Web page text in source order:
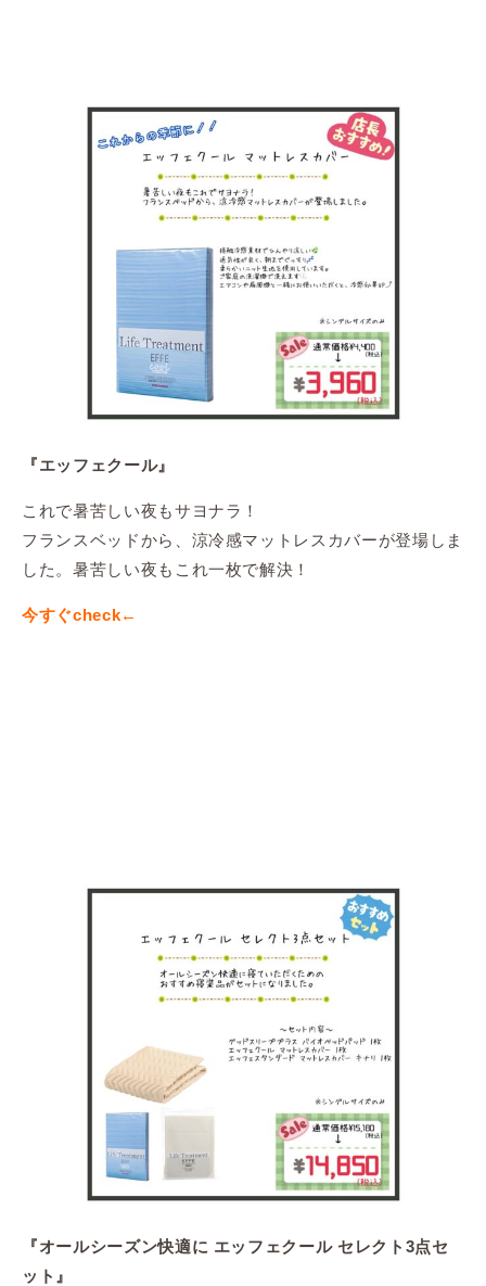
『エッフェクール』
これで暑苦しい夜もサヨナラ！
フランスベッドから、涼冷感マットレスカバーが登場しま
した。暑苦しい夜もこれ一枚で解決！
今すぐcheck←
『オールシーズン快適に エッフェクール セレクト3点セ
ット』